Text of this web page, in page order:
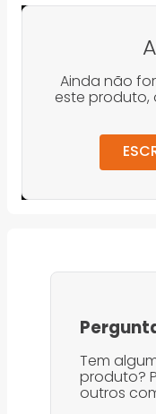
Ainda não
este produto,
Tem
produto?
outros